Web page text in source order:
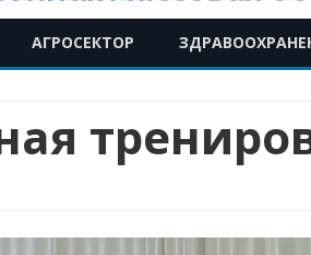
к
содержимому
АГРОСЕКТОР